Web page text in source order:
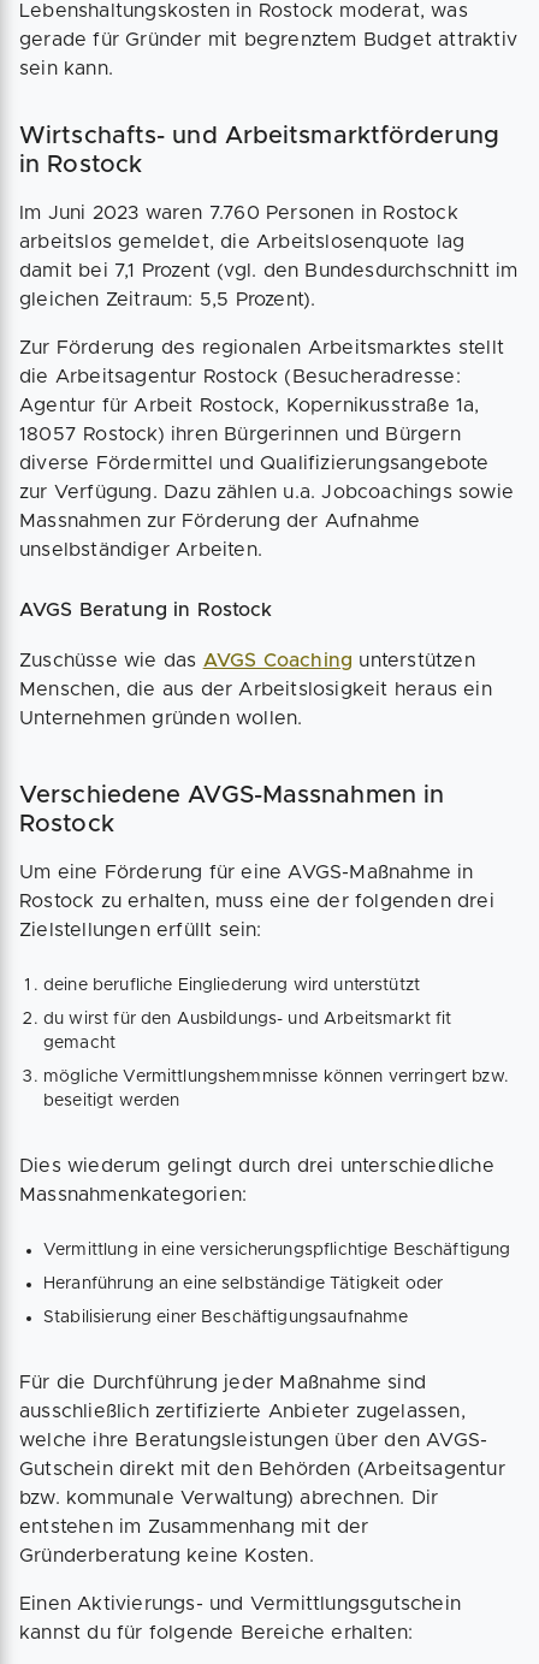
Lebenshaltungskosten in Rostock moderat, was
gerade für Gründer mit begrenztem Budget attraktiv
sein kann.
Wirtschafts- und Arbeitsmarktförderung
in Rostock
Im Juni 2023 waren 7.760 Personen in Rostock
arbeitslos gemeldet, die Arbeitslosenquote lag
damit bei 7,1 Prozent (vgl. den Bundesdurchschnitt im
gleichen Zeitraum: 5,5 Prozent).
Zur Förderung des regionalen Arbeitsmarktes stellt
die Arbeitsagentur Rostock (Besucheradresse:
Agentur für Arbeit Rostock, Kopernikusstraße 1a,
18057 Rostock) ihren Bürgerinnen und Bürgern
diverse Fördermittel und Qualifizierungsangebote
zur Verfügung. Dazu zählen u.a. Jobcoachings sowie
Massnahmen zur Förderung der Aufnahme
unselbständiger Arbeiten.
AVGS Beratung in Rostock
Zuschüsse wie das AVGS Coaching unterstützen
Menschen, die aus der Arbeitslosigkeit heraus ein
Unternehmen gründen wollen.
Verschiedene AVGS-Massnahmen in
Rostock
Um eine Förderung für eine AVGS-Maßnahme in
Rostock zu erhalten, muss eine der folgenden drei
Zielstellungen erfüllt sein:
deine berufliche Eingliederung wird unterstützt
du wirst für den Ausbildungs- und Arbeitsmarkt fit
gemacht
mögliche Vermittlungshemmnisse können verringert bzw.
beseitigt werden
Dies wiederum gelingt durch drei unterschiedliche
Massnahmenkategorien:
Vermittlung in eine versicherungspflichtige Beschäftigung
Heranführung an eine selbständige Tätigkeit oder
Stabilisierung einer Beschäftigungsaufnahme
Für die Durchführung jeder Maßnahme sind
ausschließlich zertifizierte Anbieter zugelassen,
welche ihre Beratungsleistungen über den AVGS-
Gutschein direkt mit den Behörden (Arbeitsagentur
bzw. kommunale Verwaltung) abrechnen. Dir
entstehen im Zusammenhang mit der
Gründerberatung keine Kosten.
Einen Aktivierungs- und Vermittlungsgutschein
kannst du für folgende Bereiche erhalten: